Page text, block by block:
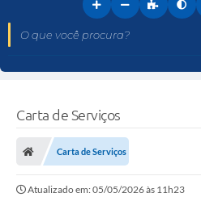
O que você procura?
Carta de Serviços
Carta de Serviços
Atualizado em: 05/05/2026 às 11h23